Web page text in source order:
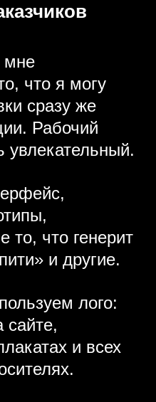
мне
что я могу
сразу же
Рабочий
увлекательный.
то, что генерит
и другие.
лого:
сайте,
и всех